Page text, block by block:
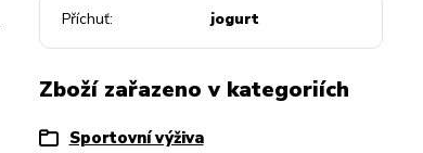
Příchuť jogurt
Zboží zařazeno v kategoriích
Sportovní výživa